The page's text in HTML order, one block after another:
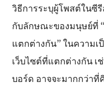
วิธีการระบุผู้โพสต์ในซี
กับลักษณะของมนุษย์ที่
แตกต่างกัน” ในความเ
เว็บไซต์ที่แตกต่างกัน เ
บอร์ด อาจจะมากกว่า